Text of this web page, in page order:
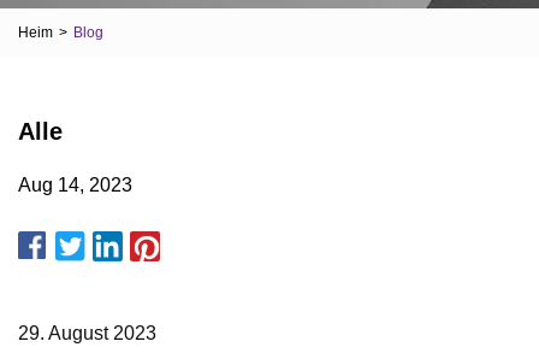
Heim > Blog
Alle
Aug 14, 2023
29. August 2023